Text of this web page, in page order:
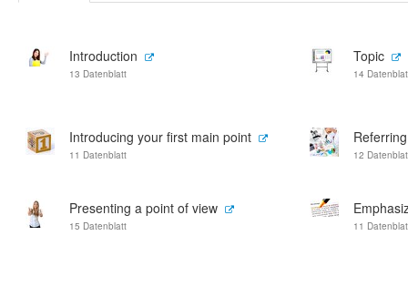
Introduction
13 Datenblatt
Topic
14
Introducing your first main point
11 Datenblatt 12
Presenting a point of view
15 Datenblatt 11